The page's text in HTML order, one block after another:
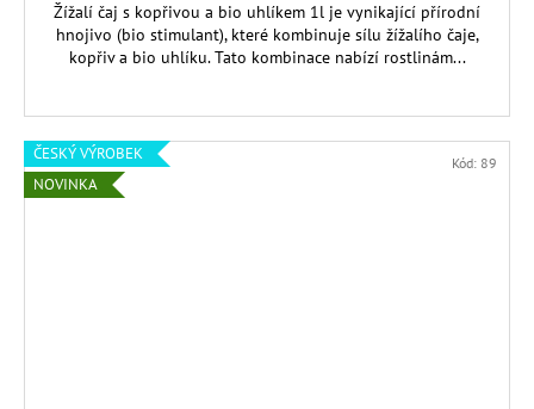
Žížalí čaj s kopřivou a bio uhlíkem 1l je vynikající přírodní
hnojivo (bio stimulant), které kombinuje sílu žížalího čaje,
kopřiv a bio uhlíku. Tato kombinace nabízí rostlinám...
ČESKÝ VÝROBEK
NOVINKA
Kód: 89